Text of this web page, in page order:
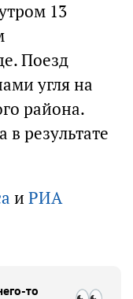
13
Поезд
угля на
района.
в результате
и РИА
то